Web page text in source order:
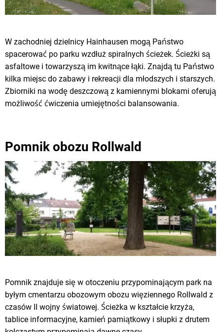
W zachodniej dzielnicy Hainhausen mogą Państwo
spacerować po parku wzdłuż spiralnych ścieżek. Ścieżki są
asfaltowe i towarzyszą im kwitnące łąki. Znajdą tu Państwo
kilka miejsc do zabawy i rekreacji dla młodszych i starszych.
Zbiorniki na wodę deszczową z kamiennymi blokami oferują
możliwość ćwiczenia umiejętności balansowania.
Pomnik obozu Rollwald
Pomnik znajduje się w otoczeniu przypominającym park na
byłym cmentarzu obozowym obozu więziennego Rollwald z
czasów II wojny światowej. Ścieżka w kształcie krzyża,
tablice informacyjne, kamień pamiątkowy i słupki z drutem